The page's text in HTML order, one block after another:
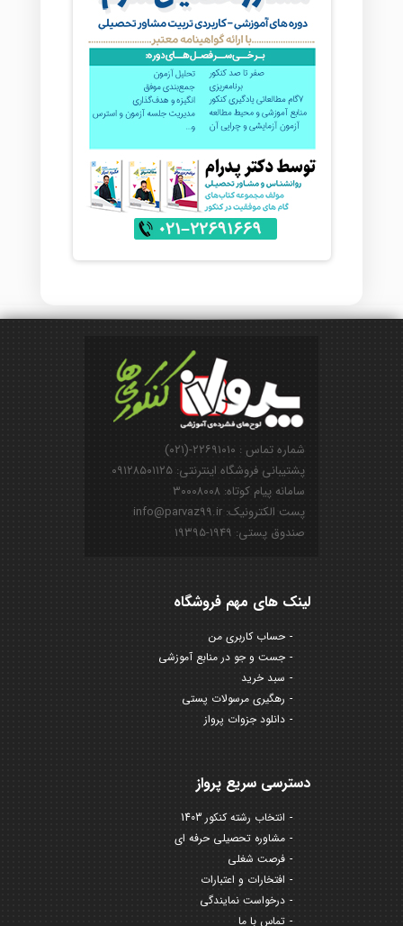
شماره تماس : ۲۲۶۹۱۰۱۰-(۰۲۱)
پشتیبانی فروشگاه اینترنتی: ۰۹۱۲۸۵۰۱۱۲۵
سامانه پیام کوتاه: ۳۰۰۰۸۰۰۸
پست الکترونیک: info@parvaz99.ir
صندوق پستی: ۱۹۴۹-۱۹۳۹۵
لینک های مهم فروشگاه
حساب کاربری من
جست و جو در منابع آموزشی
سبد خرید
رهگیری مرسولات پستی
دانلود جزوات پرواز
دسترسی سریع پرواز
انتخاب رشته کنکور 1403
مشاوره تحصیلی حرفه ای
فرصت شغلی
افتخارات و اعتبارات
درخواست نمایندگی
تماس با ما